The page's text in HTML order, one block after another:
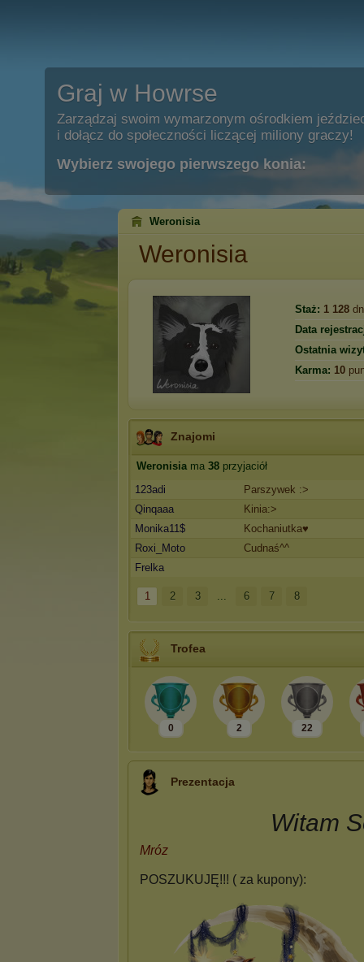
Graj w Howrse
Zarządzaj swoim wymarzonym ośrodkiem
i dołącz do społeczności liczącej miliony graczy!
Wybierz swojego pierwszego konia:
Weronisia
Weronisia
Staż: 1 128
Data
Ostatnia
Karma: 10
Znajomi
Weronisiama 38 przyjaciół
123adi
Parszywek :>
Qinqaaa
Kinia:>
Monika11$
Kochaniutka♥
Roxi_Moto
Cudnaś^^
Frelka
1 2 3 ... 6 7 8
Trofea
0 2 22
Prezentacja